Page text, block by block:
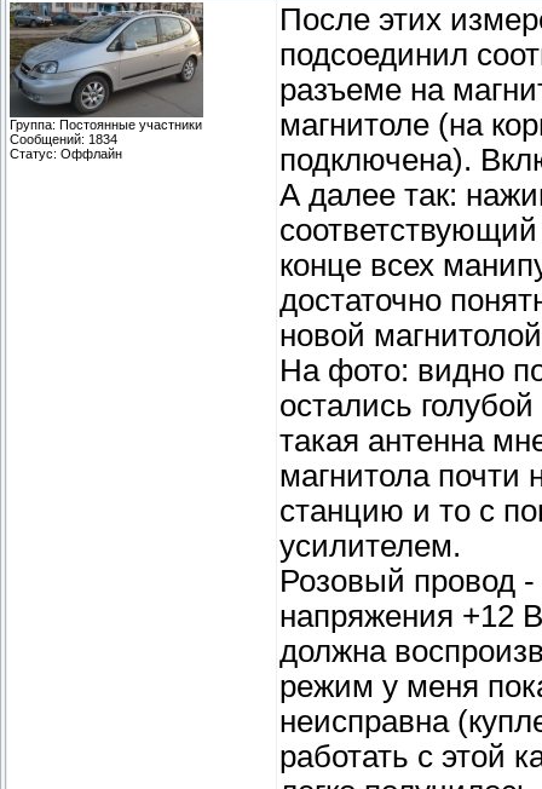
Группа: Постоянные участники
Сообщений: 1834
Статус: Оффлайн
После этих
подсоединил
разъеме на
магнитоле (на
подключена).
А далее так:
конце всех
достаточно
новой
На фото: видно
остались
такая антенна
магнитола почти
станцию и то с
усилителем.
Розовый провод -
напряжения +12
должна
режим у меня
неисправна
работать с этой